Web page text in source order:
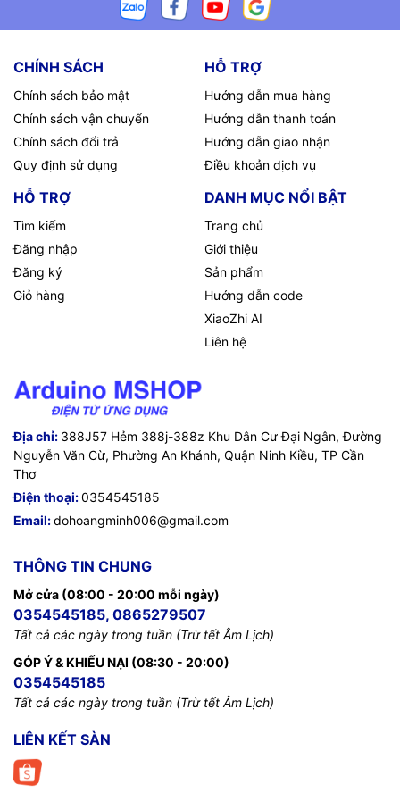
CHÍNH SÁCH
Chính sách bảo mật
Chính sách vận chuyển
Chính sách đổi trả
Quy định sử dụng
HỖ TRỢ
Hướng dẫn mua hàng
Hướng dẫn thanh toán
Hướng dẫn giao nhận
Điều khoản dịch vụ
HỖ TRỢ
Tìm kiếm
Đăng nhập
Đăng ký
Giỏ hàng
DANH MỤC NỔI BẬT
Trang chủ
Giới thiệu
Sản phẩm
Hướng dẫn code
XiaoZhi AI
Liên hệ
Địa chỉ: 388J57 Hẻm 388j-388z Khu Dân Cư Đại Ngân, Đường
Nguyễn Văn Cừ, Phường An Khánh, Quận Ninh Kiều, TP Cần
Thơ
Điện thoại:0354545185
Email:dohoangminh006@gmail.com
THÔNG TIN CHUNG
Mở cửa (08:00 - 20:00 mỗi ngày)
0354545185, 0865279507
Tất cả các ngày trong tuần (Trừ tết Âm Lịch)
GÓP Ý & KHIẾU NẠI (08:30 - 20:00)
0354545185
Tất cả các ngày trong tuần (Trừ tết Âm Lịch)
LIÊN KẾT SÀN